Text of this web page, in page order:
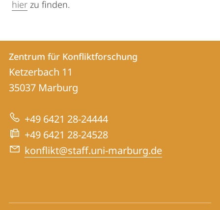
hier zu finden.
Kontakt
und
Informationen
zur
Website
Kontaktinformationen
Zentrum
für
Konfliktforschung
Zentrum für Konfliktforschung
Ketzerbach 11
35037 Marburg
+49 6421 28-24444
+49 6421 28-24528
konflikt@staff.uni-marburg.de